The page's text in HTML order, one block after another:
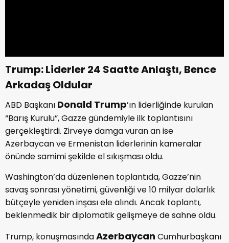
Trump: Liderler 24 Saatte Anlaştı, Bence
Arkadaş Oldular
ABD Başkanı Donald Trump’ın liderliğinde kurulan
“Barış Kurulu”, Gazze gündemiyle ilk toplantısını
gerçekleştirdi. Zirveye damga vuran an ise
Azerbaycan ve Ermenistan liderlerinin kameralar
önünde samimi şekilde el sıkışması oldu.
Washington’da düzenlenen toplantıda, Gazze’nin
savaş sonrası yönetimi, güvenliği ve 10 milyar dolarlık
bütçeyle yeniden inşası ele alındı. Ancak toplantı,
beklenmedik bir diplomatik gelişmeye de sahne oldu.
Trump, konuşmasındaAzerbaycan Cumhurbaşkanı